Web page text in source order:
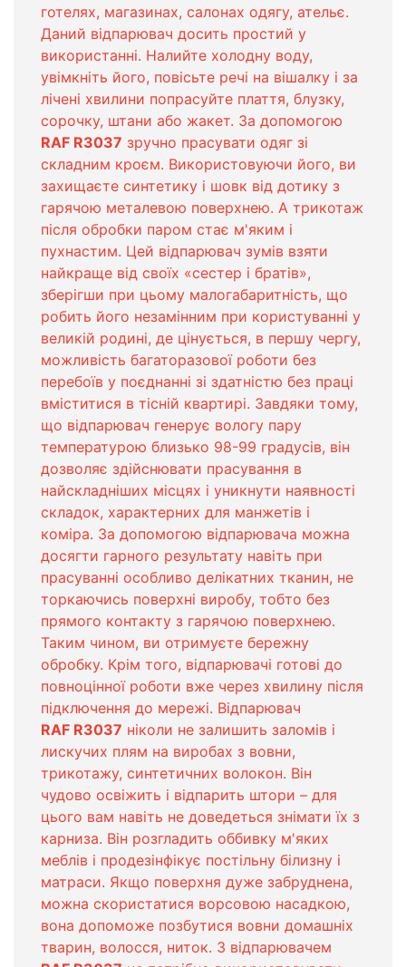
готелях, магазинах, салонах одягу, ательє.
Даний відпарювач досить простий у
використанні. Налийте холодну воду,
увімкніть його, повісьте речі на вішалку і за
лічені хвилини попрасуйте плаття, блузку,
сорочку, штани або жакет. За допомогою
RAF R3037 зручно прасувати одяг зі
складним кроєм. Використовуючи його, ви
захищаєте синтетику і шовк від дотику з
гарячою металевою поверхнею. А трикотаж
після обробки паром стає м'яким і
пухнастим. Цей відпарювач зумів взяти
найкраще від своїх «сестер і братів»,
зберігши при цьому малогабаритність, що
робить його незамінним при користуванні у
великій родині, де цінується, в першу чергу,
можливість багаторазової роботи без
перебоїв у поєднанні зі здатністю без праці
вміститися в тісній квартирі. Завдяки тому,
що відпарювач генерує вологу пару
температурою близько 98-99 градусів, він
дозволяє здійснювати прасування в
найскладніших місцях і уникнути наявності
складок, характерних для манжетів і
коміра. За допомогою відпарювача можна
досягти гарного результату навіть при
прасуванні особливо делікатних тканин, не
торкаючись поверхні виробу, тобто без
прямого контакту з гарячою поверхнею.
Таким чином, ви отримуєте бережну
обробку. Крім того, відпарювачі готові до
повноцінної роботи вже через хвилину після
підключення до мережі. Відпарювач
RAF R3037 ніколи не залишить заломів і
лискучих плям на виробах з вовни,
трикотажу, синтетичних волокон. Він
чудово освіжить і відпарить штори – для
цього вам навіть не доведеться знімати їх з
карниза. Він розгладить оббивку м'яких
меблів і продезінфікує постільну білизну і
матраси. Якщо поверхня дуже забруднена,
можна скористатися ворсовою насадкою,
вона допоможе позбутися вовни домашніх
тварин, волосся, ниток. З відпарювачем